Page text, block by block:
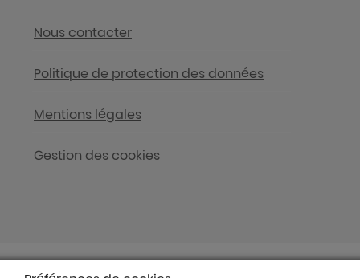
Nous contacter
Politique de protection des données
Mentions légales
Gestion des cookies